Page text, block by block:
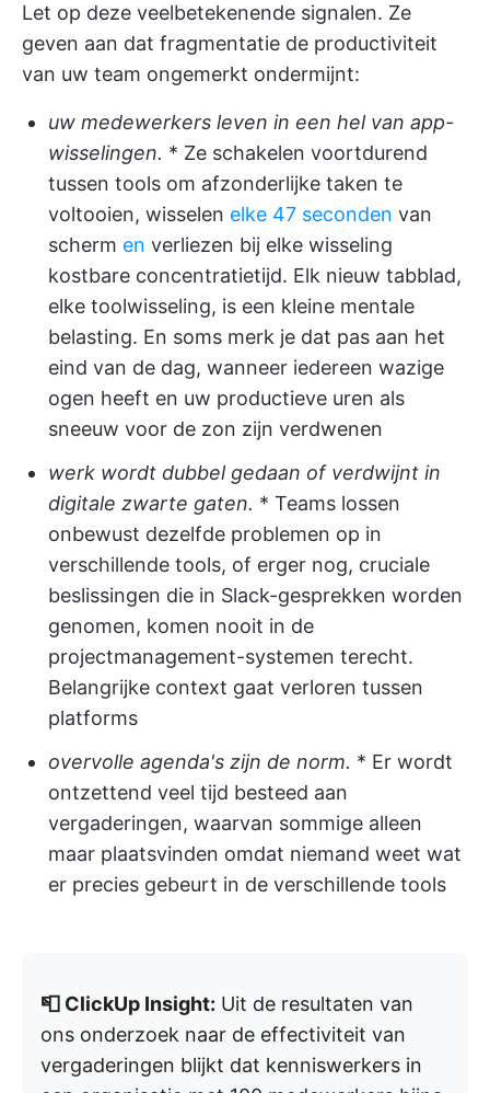
Let op deze veelbetekenende signalen. Ze
geven aan dat fragmentatie de productiviteit
van uw team ongemerkt ondermijnt:
uw medewerkers leven in een hel van app-
wisselingen. * Ze schakelen voortdurend
tussen tools om afzonderlijke taken te
voltooien, wisselen elke 47 seconden van
scherm en verliezen bij elke wisseling
kostbare concentratietijd. Elk nieuw tabblad,
elke toolwisseling, is een kleine mentale
belasting. En soms merk je dat pas aan het
eind van de dag, wanneer iedereen wazige
ogen heeft en uw productieve uren als
sneeuw voor de zon zijn verdwenen
werk wordt dubbel gedaan of verdwijnt in
digitale zwarte gaten. * Teams lossen
onbewust dezelfde problemen op in
verschillende tools, of erger nog, cruciale
beslissingen die in Slack-gesprekken worden
genomen, komen nooit in de
projectmanagement-systemen terecht.
Belangrijke context gaat verloren tussen
platforms
overvolle agenda's zijn de norm. * Er wordt
ontzettend veel tijd besteed aan
vergaderingen, waarvan sommige alleen
maar plaatsvinden omdat niemand weet wat
er precies gebeurt in de verschillende tools
📮 ClickUp Insight: Uit de resultaten van
ons onderzoek naar de effectiviteit van
vergaderingen blijkt dat kenniswerkers in